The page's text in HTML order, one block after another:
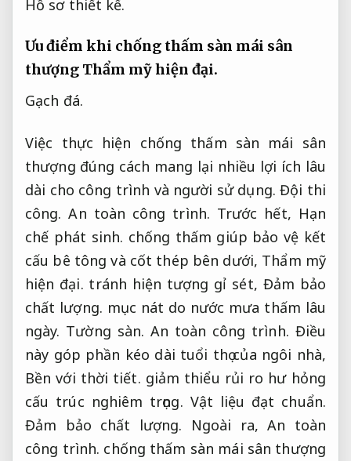
Hồ sơ thiết kế.
Ưu điểm khi chống thấm sàn mái sân
thượng Thẩm mỹ hiện đại.
Gạch đá.
Việc thực hiện chống thấm sàn mái sân
thượng đúng cách mang lại nhiều lợi ích lâu
dài cho công trình và người sử dụng.Đội thi
công. An toàn công trình. Trước hết, Hạn
chế phát sinh. chống thấm giúp bảo vệ kết
cấu bê tông và cốt thép bên dưới, Thẩm mỹ
hiện đại. tránh hiện tượng gỉ sét, Đảm bảo
chất lượng. mục nát do nước mưa thấm lâu
ngày. Tường sàn. An toàn công trình. Điều
này góp phần kéo dài tuổi thọ của ngôi nhà,
Bền với thời tiết. giảm thiểu rủi ro hư hỏng
cấu trúc nghiêm trọng. Vật liệu đạt chuẩn.
Đảm bảo chất lượng. Ngoài ra,An toàn
công trình. chống thấm sàn mái sân thượng